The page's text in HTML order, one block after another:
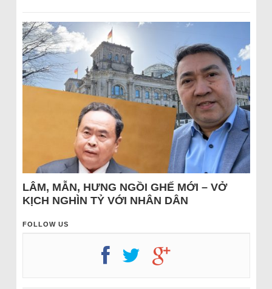
LÂM, MẪN, HƯNG NGỒI GHẾ MỚI – VỞ
KỊCH NGHÌN TỶ VỚI NHÂN DÂN
FOLLOW US